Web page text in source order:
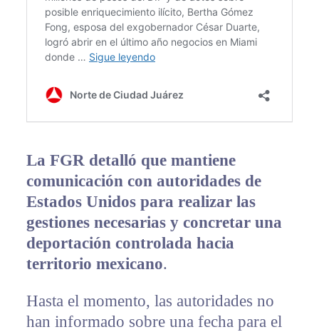
La FGR detalló que mantiene
comunicación con autoridades de
Estados Unidos para realizar las
gestiones necesarias y concretar una
deportación controlada hacia
territorio mexicano.
Hasta el momento, las autoridades no
han informado sobre una fecha para el